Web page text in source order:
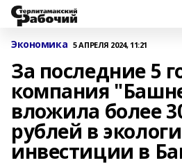
Экономика 5 АПРЕЛЯ 2024, 11:21
За последние 5
компания
вложила более
рублей в
инвестиции в